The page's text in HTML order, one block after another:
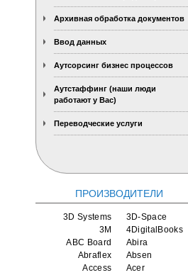
Архивная обработка документов
Ввод данных
Аутсорсинг бизнес процессов
Аутстаффинг (наши люди
работают у Вас)
Переводческие услуги
ПРОИЗВОДИТЕЛИ
3D Systems
3D-Space
3M
4DigitalBooks
ABC Board
Abira
Abraflex
Absen
Access
Acer